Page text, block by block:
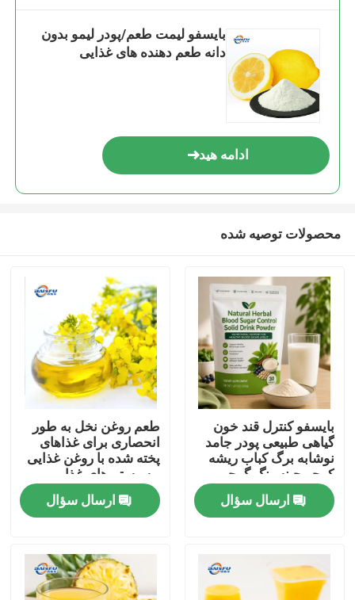
خونه
ویدیو
بایسفو لیمت طعم/پودر لیمو بدون
دانه طعم دهنده های غذایی
ادامه هید
محصولات توصیه شده
بایسفو کنترل قند خون
گیاهی طبیعی پودر جامد
نوشابه برگ کباب ریشه
کوجو جینسینگ گوجی
بیری دانه کاسیا برای
حمایت از قند خون سالم
ارسال سؤال
طعم روغن نخل به طور
انحصاری برای غذاهای
پخته شده با روغن غذایی
و سیستم های غذایی
پخت و پز چینی توسعه
یافته استارسال سؤال